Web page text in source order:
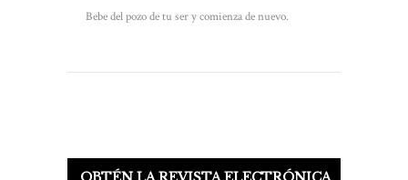
Bebe del pozo de tu ser y comienza de nuevo.